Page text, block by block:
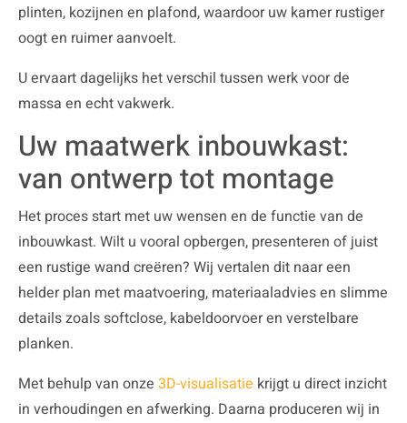
plinten, kozijnen en plafond, waardoor uw kamer rustiger
oogt en ruimer aanvoelt.
U ervaart dagelijks het verschil tussen werk voor de
massa en echt vakwerk.
Uw maatwerk inbouwkast:
van ontwerp tot montage
Het proces start met uw wensen en de functie van de
inbouwkast. Wilt u vooral opbergen, presenteren of juist
een rustige wand creëren? Wij vertalen dit naar een
helder plan met maatvoering, materiaaladvies en slimme
details zoals softclose, kabeldoorvoer en verstelbare
planken.
Met behulp van onze 3D-visualisatie krijgt u direct inzicht
in verhoudingen en afwerking. Daarna produceren wij in